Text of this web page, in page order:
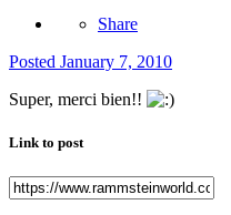
Share
Posted January 7, 2010
Super, merci bien!!
Link to post